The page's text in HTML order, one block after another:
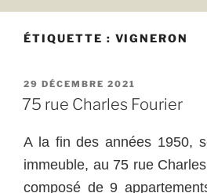
ÉTIQUETTE : VIGNERON
PUBLIÉ
LE
29 DÉCEMBRE 2021
75 rue Charles Fourier
A la fin des années 1950,
immeuble, au 75 rue
composé de 9